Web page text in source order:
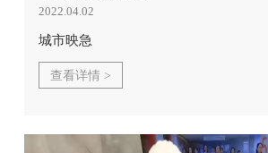
2022.04.02
城市映急
查看详情 >